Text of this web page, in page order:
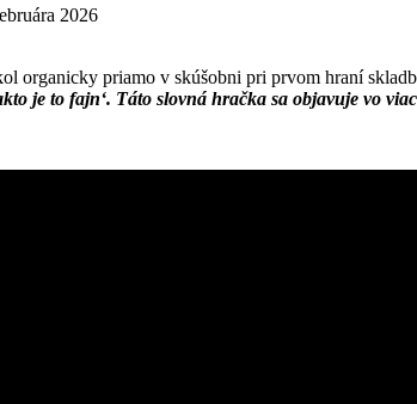
2026
organicky priamo v skúšobni pri prvom hraní
je to fajn‘. Táto slovná hračka sa objavuje vo